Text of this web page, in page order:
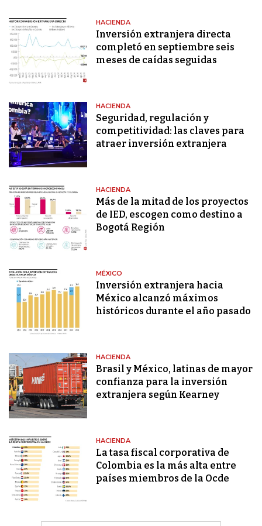
HACIENDA
Inversión extranjera directa
completó en septiembre seis
meses de caídas seguidas
HACIENDA
Seguridad, regulación y
competitividad: las claves para
atraer inversión extranjera
HACIENDA
Más de la mitad de los proyectos
de IED, escogen como destino a
Bogotá Región
MÉXICO
Inversión extranjera hacia
México alcanzó máximos
históricos durante el año pasado
HACIENDA
Brasil y México, latinas de mayor
confianza para la inversión
extranjera según Kearney
HACIENDA
La tasa fiscal corporativa de
Colombia es la más alta entre
países miembros de la Ocde